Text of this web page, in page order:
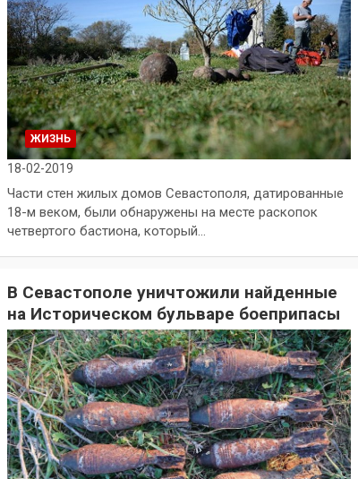
ЖИЗНЬ
18-02-2019
Части стен жилых домов Севастополя, датированные
18-м веком, были обнаружены на месте раскопок
четвертого бастиона, который…
В Севастополе уничтожили найденные
на Историческом бульваре боеприпасы